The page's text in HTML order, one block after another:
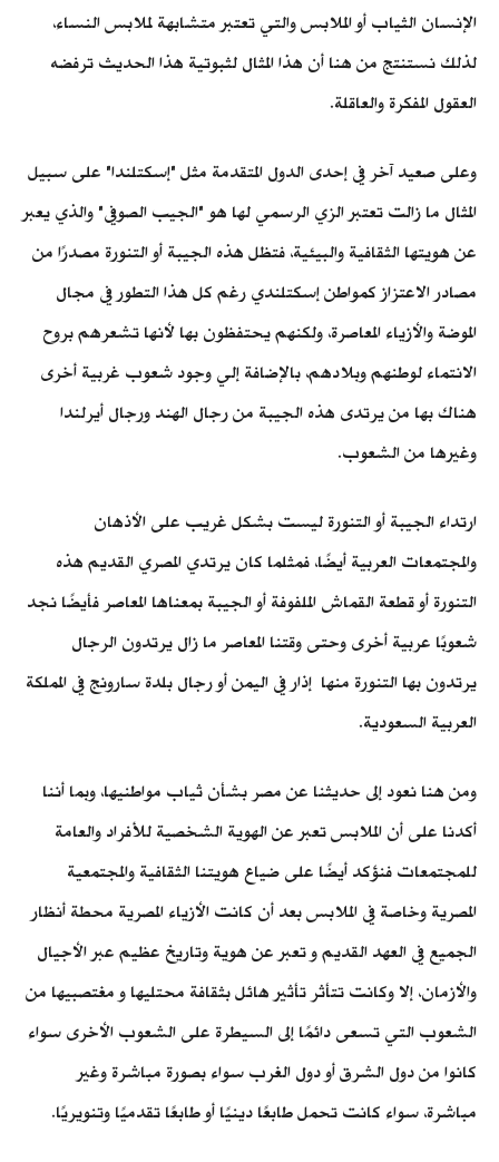
الإنسان الثياب أو الملابس والتي تعتبر متشابهة لملابس النساء،
لذلك نستنتج من هنا أن هذا المثال لثبوتية هذا الحديث ترفضه
العقول المفكرة والعاقلة.
وعلى صعيد آخر في إحدى الدول المتقدمة مثل "إسكتلندا" على سبيل
المثال ما زالت تعتبر الزي الرسمي لها هو "الجيب الصوفي" والذي يعبر
عن هويتها الثقافية والبيئية، فتظل هذه الجيبة أو التنورة مصدرًا من
مصادر الاعتزاز كمواطن إسكتلندي رغم كل هذا التطور في مجال
الموضة والأزياء المعاصرة، ولكنهم يحتفظون بها لأنها تشعرهم بروح
الانتماء لوطنهم وبلادهم، بالإضافة إلي وجود شعوب غربية أخرى
هناك بها من يرتدى هذه الجيبة من رجال الهند ورجال أيرلندا
وغيرها من الشعوب.
ارتداء الجيبة أو التنورة ليست بشكل غريب على الأذهان
والمجتمعات العربية أيضًا، فمثلما كان يرتدي المصري القديم هذه
التنورة أو قطعة القماش الملفوفة أو الجيبة بمعناها المعاصر فأيضًا نجد
شعوبًا عربية أخرى وحتى وقتنا المعاصر ما زال يرتدون الرجال
يرتدون بها التنورة منها إذار في اليمن أو رجال بلدة سارونج في المملكة
العربية السعودية.
ومن هنا نعود إلى حديثنا عن مصر بشأن ثياب مواطنيها، وبما أننا
أكدنا على أن الملابس تعبر عن الهوية الشخصية للأفراد والعامة
للمجتمعات فنؤكد أيضًا على ضياع هويتنا الثقافية والمجتمعية
المصرية وخاصة في الملابس بعد أن كانت الأزياء المصرية محطة أنظار
الجميع في العهد القديم و تعبر عن هوية وتاريخ عظيم عبر الأجيال
والأزمان، إلا وكانت تتأثر تأثير هائل بثقافة محتليها و مغتصبيها من
الشعوب التي تسعى دائمًا إلى السيطرة على الشعوب الأخرى سواء
كانوا من دول الشرق أو دول الغرب سواء بصورة مباشرة وغير
مباشرة، سواء كانت تحمل طابعًا دينيًا أو طابعًا تقدميًا وتنويريًا.